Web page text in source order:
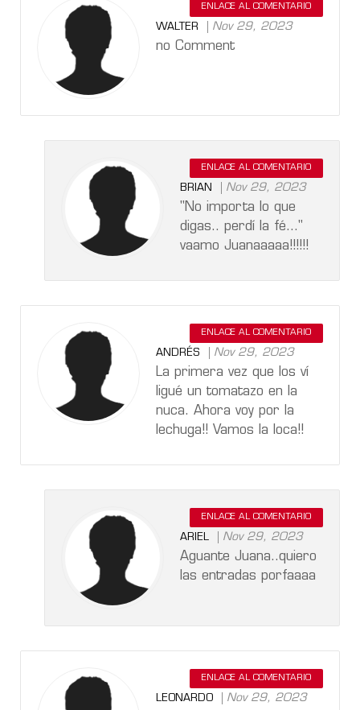
ENLACE AL COMENTARIO
WALTER Nov 29, 2023
no Comment
ENLACE AL COMENTARIO
BRIAN Nov 29, 2023
"No importa lo que
digas.. perdí la fé..."
vaamo Juanaaaaa!!!!!!
ENLACE AL COMENTARIO
ANDRÉS Nov 29, 2023
La primera vez que los ví
ligué un tomatazo en la
nuca. Ahora voy por la
lechuga!! Vamos la loca!!
ENLACE AL COMENTARIO
ARIEL Nov 29, 2023
Aguante Juana..quiero
las entradas porfaaaa
ENLACE AL COMENTARIO
LEONARDO Nov 29, 2023